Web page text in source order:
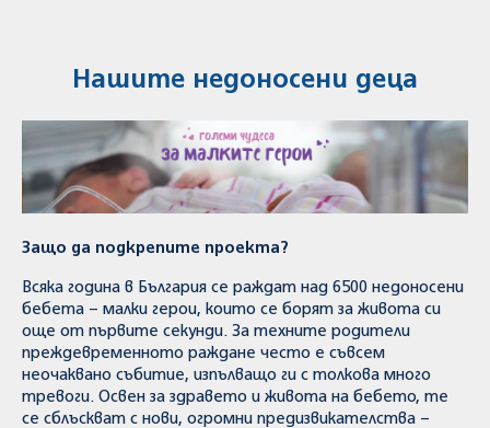
Нашите недоносени деца
Защо да подкрепите проекта?
Всяка година в България се раждат над 6500 недоносени
бебета – малки герои, които се борят за живота си
още от първите секунди. За техните родители
преждевременното раждане често е съвсем
неочаквано събитие, изпълващо ги с толкова много
тревоги. Освен за здравето и живота на бебето, те
се сблъскват с нови, огромни предизвикателства –